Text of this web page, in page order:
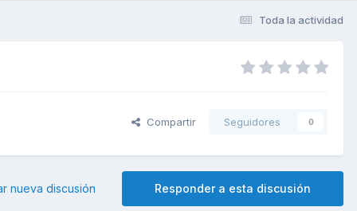
Toda la actividad
Compartir Seguidores 0
Responder a esta discusión
nueva discusión